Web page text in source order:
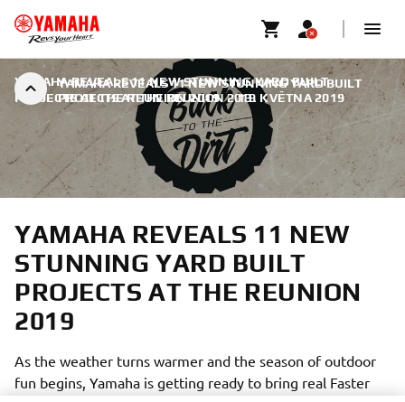
YAMAHA REVEALS 11 NEW STUNNING YARD BUILT
PROJECTS AT THE REUNION 2019
YAMAHA REVEALS 11 NEW STUNNING YARD BUILT
PROJECTS AT THE REUNION 2019 | 13. KVĚTNA 2019
YAMAHA REVEALS 11 NEW
STUNNING YARD BUILT
PROJECTS AT THE REUNION
2019
As the weather turns warmer and the season of outdoor
fun begins, Yamaha is getting ready to bring real Faster